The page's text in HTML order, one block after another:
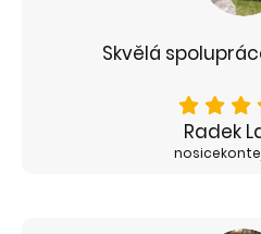
Skvělá
Radek